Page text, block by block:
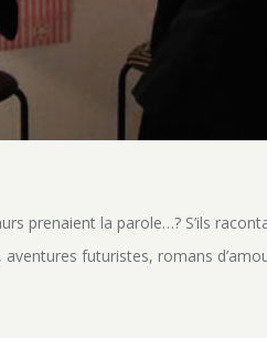
prenaient la parole…? S’ils
aventures futuristes, romans